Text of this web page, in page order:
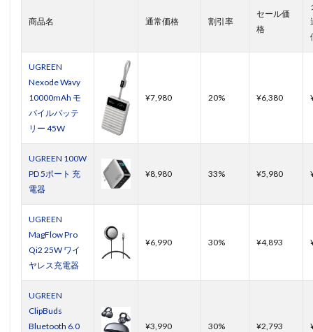
商品名 通常価格 割引率
セール価
格
UGREEN
Nexode Wavy
10000mAh モ
バイルバッテ
リー 45W
¥7,980 20% ¥6,380
UGREEN 100W
PD 5ポート 充
電器
¥8,980 33% ¥5,980
UGREEN
MagFlow Pro
Qi2 25W ワイ
ヤレス充電器
¥6,990 30% ¥4,893
UGREEN
ClipBuds
Bluetooth 6.0
¥3,990 30% ¥2,793